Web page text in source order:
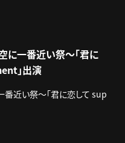
に一番近い祭～「君に
」出演
番近い祭～「君に恋して sup